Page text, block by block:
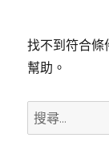
找不到符合條
幫助。
搜
尋